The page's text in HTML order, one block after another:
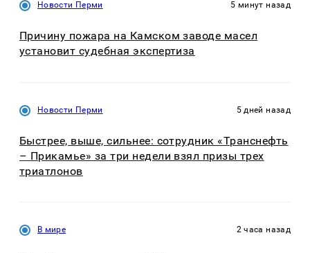
Новости Перми 5 минут назад
Причину пожара на Камском заводе масел
установит судебная экспертиза
Новости Перми 5 дней назад
Быстрее, выше, сильнее: сотрудник «Транснефть
– Прикамье» за три недели взял призы трех
триатлонов
В мире 2 часа назад